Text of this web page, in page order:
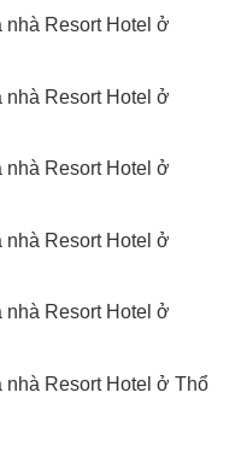
nhà Resort Hotel ở
nhà Resort Hotel ở
nhà Resort Hotel ở
nhà Resort Hotel ở
nhà Resort Hotel ở
Resort Hotel ở Thổ